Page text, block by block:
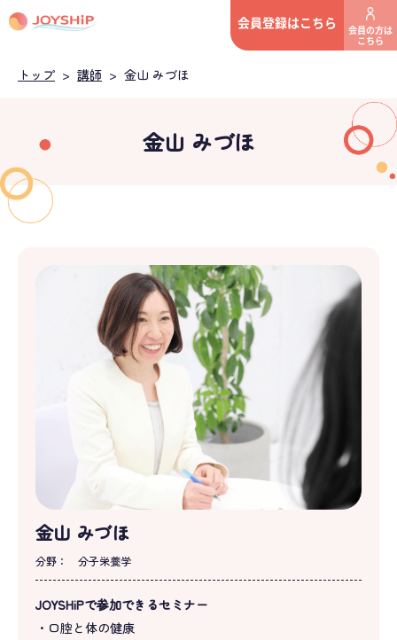
会員登録はこちら
会員の方は
こちら
トップ > 講師 > 金山 みづほ
金山 みづほ
金山 みづほ
分野： 分子栄養学
JOYSHiPで参加できるセミナー
・口腔と体の健康